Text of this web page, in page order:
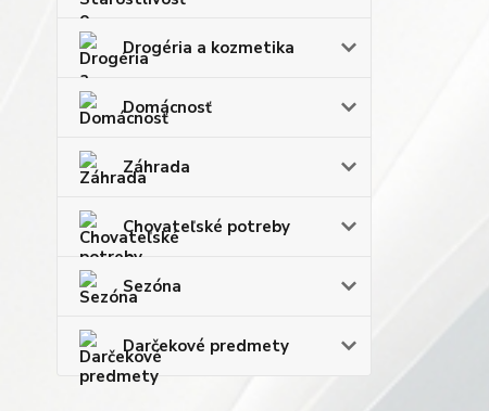
Drogéria a kozmetika
Domácnosť
Záhrada
Chovateľské potreby
Sezóna
Darčekové predmety